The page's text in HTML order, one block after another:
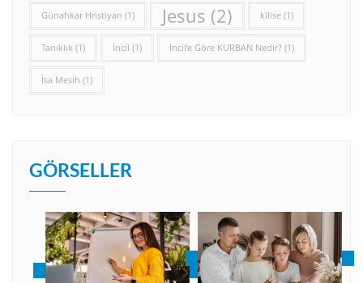
Günahkar Hristiyan (1) Jesus (2) kilise (1)
Tanıklık (1) İncil (1) İncil’e Göre KURBAN Nedir? (1)
İsa Mesih (1)
GÖRSELLER